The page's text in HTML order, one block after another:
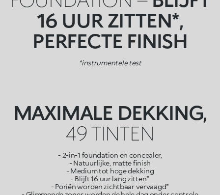
16 UUR ZITTEN*,
PERFECTE FINISH
*instrumentele test
MAXIMALE DEKKING,
49 TINTEN
- 2-in-1 foundation en concealer,
- Natuurlijke, matte finish
- Medium tot hoge dekking
- Blijft 16 uur lang zitten*
- Poriën worden zichtbaar vervaagd*